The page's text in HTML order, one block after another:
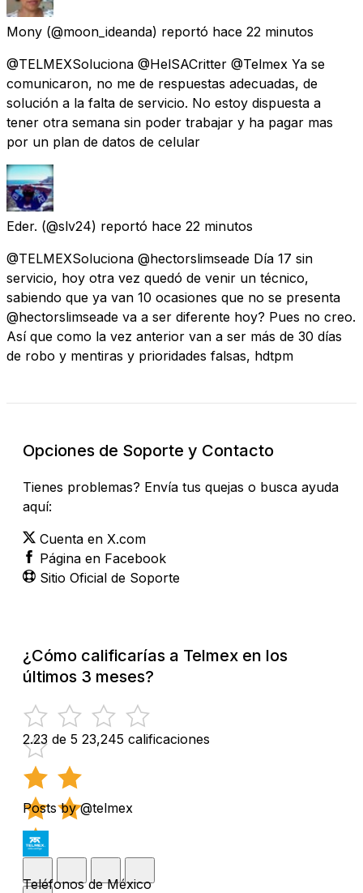
Mony (@moon_ideanda) reportó hace 22 minutos
@TELMEXSoluciona @HelSACritter @Telmex Ya se
comunicaron, no me de respuestas adecuadas, de
solución a la falta de servicio. No estoy dispuesta a
tener otra semana sin poder trabajar y ha pagar mas
por un plan de datos de celular
Eder. (@slv24) reportó hace 22 minutos
@TELMEXSoluciona @hectorslimseade Día 17 sin
servicio, hoy otra vez quedó de venir un técnico,
sabiendo que ya van 10 ocasiones que no se presenta
@hectorslimseade va a ser diferente hoy? Pues no creo.
Así que como la vez anterior van a ser más de 30 días
de robo y mentiras y prioridades falsas, hdtpm
Opciones de Soporte y Contacto
Tienes problemas? Envía tus quejas o busca ayuda
aquí:
Cuenta en X.com
Página en Facebook
Sitio Oficial de Soporte
¿Cómo calificarías a Telmex en los
últimos 3 meses?
2.23 de 5 23,245 calificaciones
Posts by @telmex
Teléfonos de México